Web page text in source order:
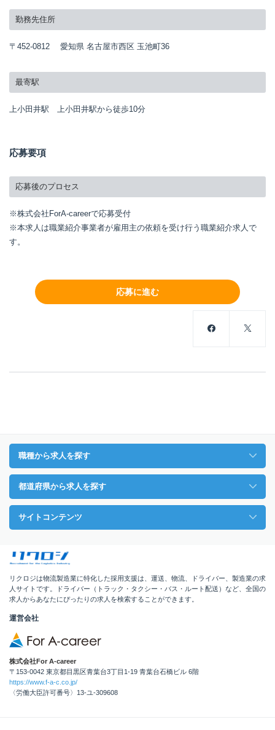
勤務先住所
〒452-0812 愛知県 名古屋市西区 玉池町36
最寄駅
上小田井駅 上小田井駅から徒歩10分
応募要項
応募後のプロセス
※株式会社ForA-careerで応募受付
※本求人は職業紹介事業者が雇用主の依頼を受け行う職業紹介求人で
す。
応募に進む
リクロジは物流製造業に特化した採用支援は、運送、物流、ドライバー、製造業の求
人サイトです。ドライバー（トラック・タクシー・バス・ルート配送）など、全国の
求人からあなたにぴったりの求人を検索することができます。
運営会社
株式会社For A-career
〒153-0042 東京都目黒区青葉台3丁目1-19 青葉台石橋ビル 6階
https://www.f-a-c.co.jp/
〈労働大臣許可番号〉13-ユ-309608
職種から求人を探す
都道府県から求人を探す
サイトコンテンツ